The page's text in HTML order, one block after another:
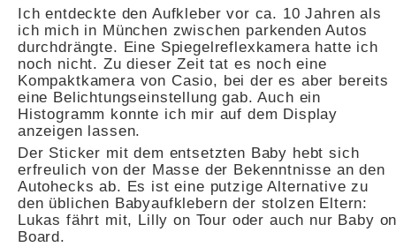
Ich entdeckte den Aufkleber vor ca. 10 Jahren als
ich mich in München zwischen parkenden Autos
durchdrängte. Eine Spiegelreflexkamera hatte ich
noch nicht. Zu dieser Zeit tat es noch eine
Kompaktkamera von Casio, bei der es aber bereits
eine Belichtungseinstellung gab. Auch ein
Histogramm konnte ich mir auf dem Display
anzeigen lassen.
Der Sticker mit dem entsetzten Baby hebt sich
erfreulich von der Masse der Bekenntnisse an den
Autohecks ab. Es ist eine putzige Alternative zu
den üblichen Babyaufklebern der stolzen Eltern:
Lukas fährt mit, Lilly on Tour oder auch nur Baby
Board.